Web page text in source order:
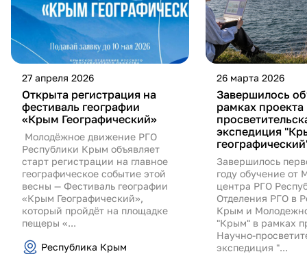
27 апреля 2026
Открыта регистрация на
фестиваль географии
«Крым Географический»
Молодёжное движение РГО
Республики Крым объявляет
старт регистрации на главное
географическое событие этой
весны — Фестиваль географии
«Крым Географический»,
который пройдёт на площадке
пещеры «...
Республика Крым
26 марта 2026
Завершилось
рамках
экспедиция
Завершилось
году обучение от
центра РГО
Отделения РГО в
Крым и
"Крым" в рамках
Научно-
экспедиция "...